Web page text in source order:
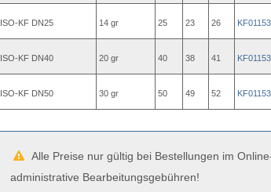
ISO-KF DN25 14 gr 25 23 26
ISO-KF DN40 20 gr 40 38 41
ISO-KF DN50 30 gr 50 49 52
Alle Preise nur gültig bei Bestellungen im
administrative Bearbeitungsgebühren!